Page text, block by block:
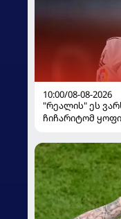
10:00/08-08-2026
"რეალის" ეს
ჩიჩარიტომ